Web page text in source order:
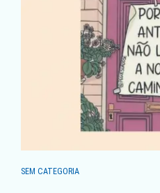
SEM CATEGORIA